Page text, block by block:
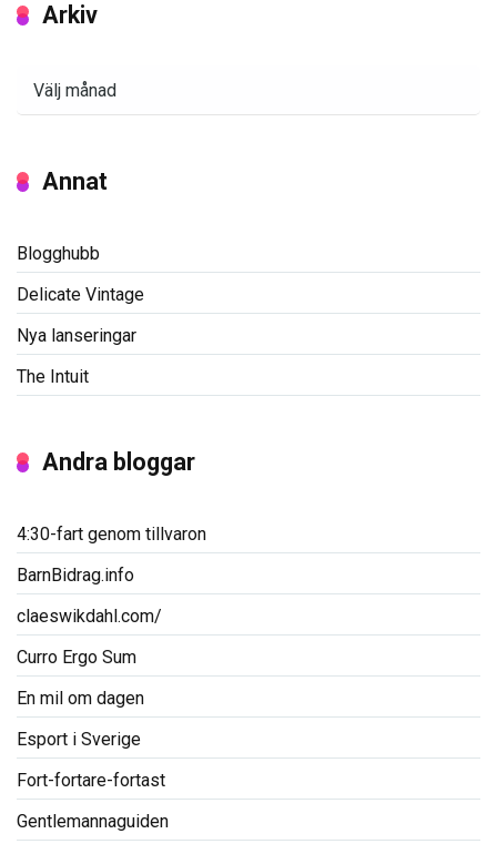
Arkiv
Annat
Blogghubb
Delicate Vintage
Nya lanseringar
The Intuit
Andra bloggar
4:30-fart genom tillvaron
BarnBidrag.info
claeswikdahl.com/
Curro Ergo Sum
En mil om dagen
Esport i Sverige
Fort-fortare-fortast
Gentlemannaguiden